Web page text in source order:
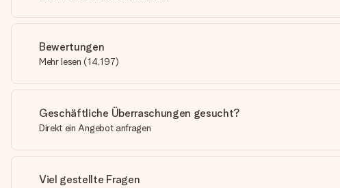
Bewertungen
Mehr lesen (14,197)
Geschäftliche Überraschungen gesucht?
Direkt ein Angebot anfragen
Viel gestellte Fragen